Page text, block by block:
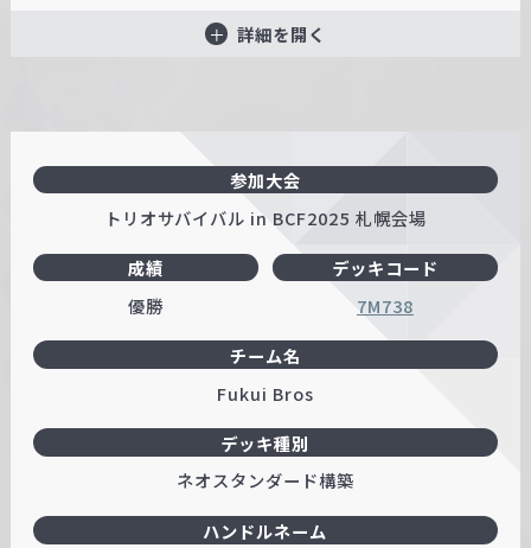
詳細を開く
参加大会
トリオサバイバル in BCF2025 札幌会場
成績
優勝
ハンドルネーム
デッキコード
7M738
チーム名
Fukui Bros
デッキ種別
ネオスタンダード構築